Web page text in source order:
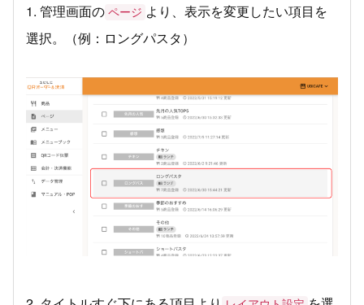
1. 管理画面の ページ より、表示を変更したい項目を
選択。（例：ロングパスタ）